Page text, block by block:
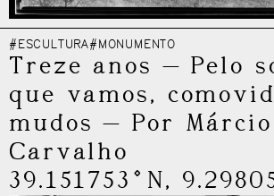
#ESCULTURA#MONUMENTO
Treze anos —Pelo
que vamos,
mudos —Por Márcio
Carvalho
39.151753°N,